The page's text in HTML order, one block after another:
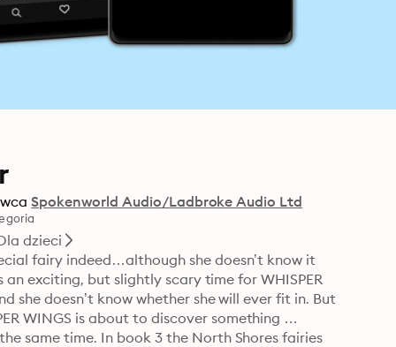
Spokenworld Audio/Ladbroke Audio Ltd
dzieci
fairy indeed…although she doesn’t know it
exciting, but slightly scary time for WHISPER
she doesn’t know whether she will ever fit in. But
WINGS is about to discover something
same time. In book 3 the North Shores fairies